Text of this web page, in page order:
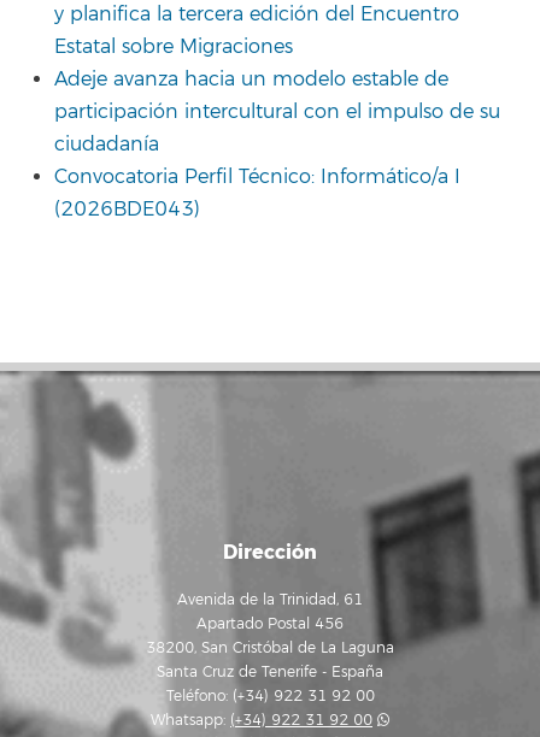
y planifica la tercera edición del Encuentro
Estatal sobre Migraciones
Adeje avanza hacia un modelo estable de
participación intercultural con el impulso de su
ciudadanía
Convocatoria Perfil Técnico: Informático/a I
(2026BDE043)
Dirección
Avenida de la Trinidad, 61
Apartado Postal 456
38200, San Cristóbal de La Laguna
Santa Cruz de Tenerife - España
Teléfono: (+34) 922 31 92 00
Whatsapp: (+34) 922 31 92 00